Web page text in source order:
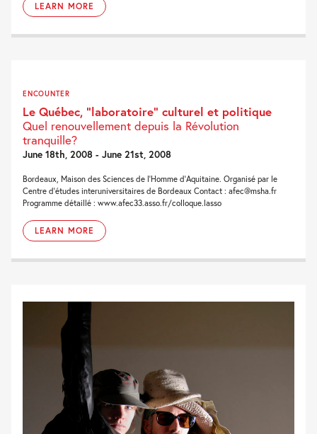
LEARN MORE
ENCOUNTER
Le Québec, “laboratoire” culturel et politique
Quel renouvellement depuis la Révolution
tranquille?
June 18th, 2008 - June 21st, 2008
Bordeaux, Maison des Sciences de l’Homme d’Aquitaine. Organisé par le
Centre d’études interuniversitaires de Bordeaux Contact : afec@msha.fr
Programme détaillé : www.afec33.asso.fr/colloque.lasso
LEARN MORE